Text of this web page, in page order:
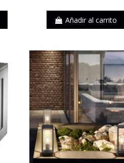
Añadir al carrito